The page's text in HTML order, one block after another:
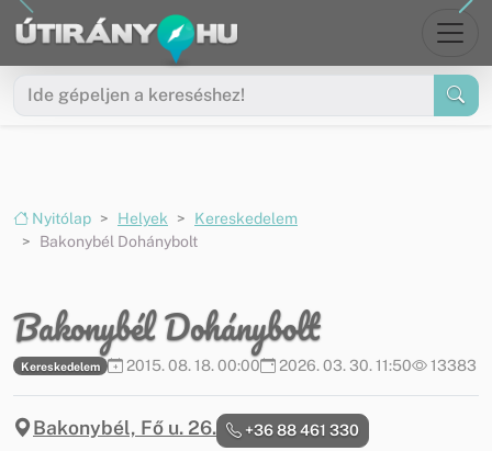
Ugrás a menüre
Ugrás a tartalomra
Nyitólap Helyek
Kereskedelem
Bakonybél Dohánybolt
Bakonybél Dohánybolt
Kereskedelem 2015. 08. 18. 00:00 2026. 03. 30. 11:50 13383
Bakonybél, Fő u. 26. +36 88 461 330